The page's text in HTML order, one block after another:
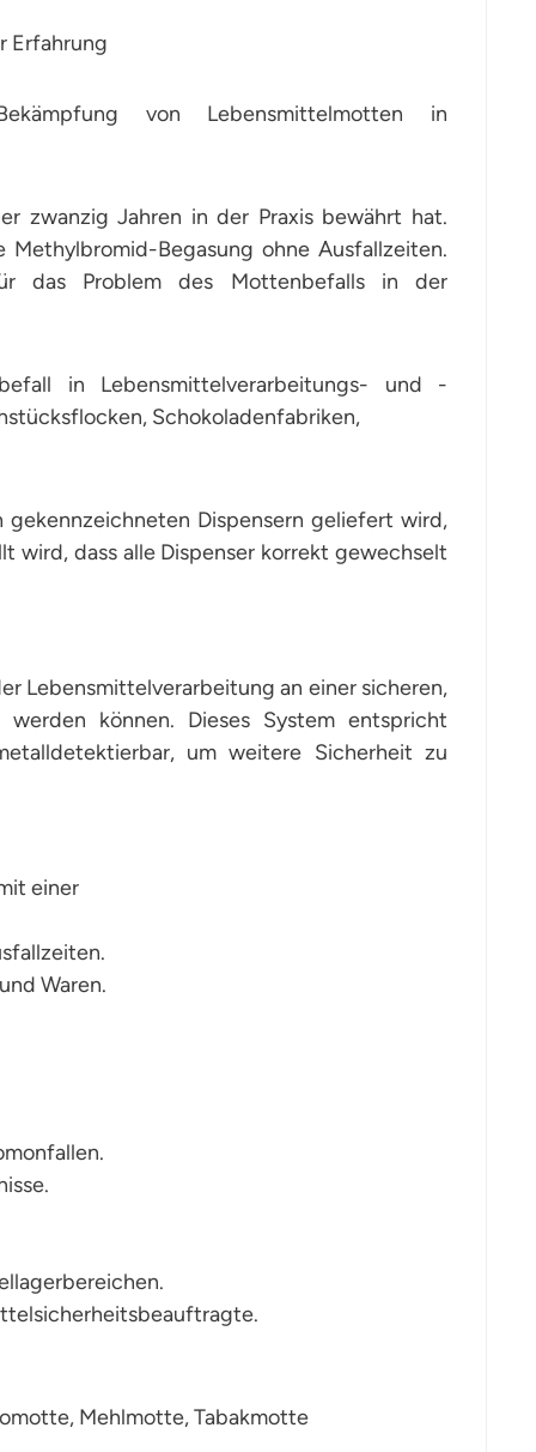
Erfahrung
von Lebensmittelmotten in
zwanzig Jahren in der Praxis bewährt hat.
Begasung ohne Ausfallzeiten.
das Problem des Mottenbefalls in der
in Lebensmittelverarbeitungs- und -
Schokoladenfabriken,
Dispensern geliefert wird,
dass alle Dispenser korrekt gewechselt
Lebensmittelverarbeitung an einer sicheren,
können. Dieses System entspricht
um weitere Sicherheit zu
einer
Waren.
Mehlmotte, Tabakmotte